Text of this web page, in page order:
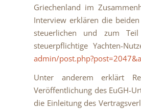
Griechenland im
Interview erklären die
steuerlichen und zum Teil
steuerpflichtige Yachten-
admin/
Unter anderem erklärt
Veröffentlichung des EuGH-
die Einleitung des